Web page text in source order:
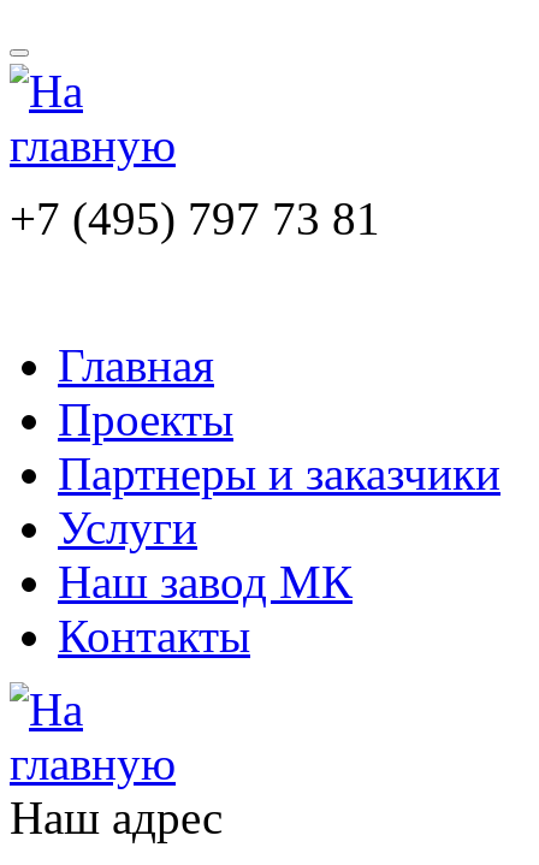
+7 (495) 797 73 81
Главная
Проекты
Партнеры и заказчики
Услуги
Наш завод МК
Контакты
Наш адрес